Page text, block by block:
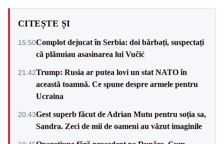
CITEȘTE ȘI
15:50Complot dejucat în Serbia: doi bărbați, suspectați
că plănuiau asasinarea lui Vučić
21:42Trump: Rusia ar putea lovi un stat NATO în
această toamnă. Ce spune despre armele pentru
Ucraina
20:43Gest superb făcut de Adrian Mutu pentru soția sa,
Sandra. Zeci de mii de oameni au văzut imaginile